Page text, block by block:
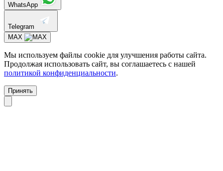
WhatsApp
Telegram
MAX
Мы используем файлы cookie для улучшения работы сайта.
Продолжая использовать сайт, вы соглашаетесь с нашей
политикой конфиденциальности.
Принять